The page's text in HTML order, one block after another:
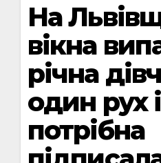
На
вікна
річна
один рух
потрібна